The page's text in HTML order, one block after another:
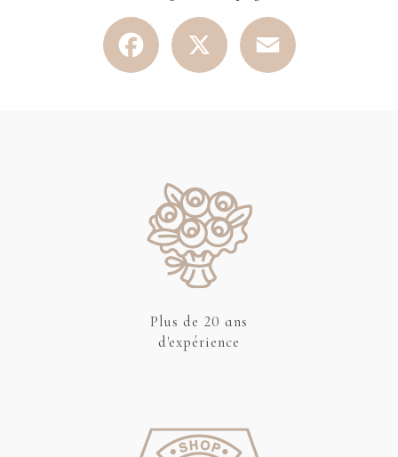
Facebook
Plus de 20 ans
d'expérience